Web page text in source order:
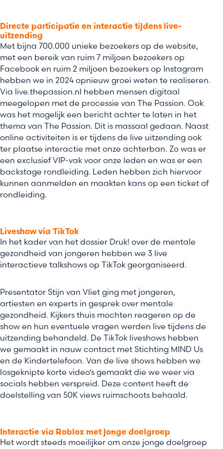
Directe participatie en interactie tijdens live-
uitzending
Met bijna 700.000 unieke bezoekers op de website,
met een bereik van ruim 7 miljoen bezoekers op
Facebook en ruim 2 miljoen bezoekers op Instagram
hebben we in 2024 opnieuw groei weten te realiseren.
Via live.thepassion.nl hebben mensen digitaal
meegelopen met de processie van The Passion. Ook
was het mogelijk een bericht achter te laten in het
thema van The Passion. Dit is massaal gedaan. Naast
online activiteiten is er tijdens de live uitzending ook
ter plaatse interactie met onze achterban. Zo was er
een exclusief VIP-vak voor onze leden en was er een
backstage rondleiding. Leden hebben zich hiervoor
kunnen aanmelden en maakten kans op een ticket of
rondleiding.
Liveshow via TikTok
In het kader van het dossier Druk! over de mentale
gezondheid van jongeren hebben we 3 live
interactieve talkshows op TikTok georganiseerd.
Presentator Stijn van Vliet ging met jongeren,
artiesten en experts in gesprek over mentale
gezondheid. Kijkers thuis mochten reageren op de
show en hun eventuele vragen werden live tijdens de
uitzending behandeld. De TikTok liveshows hebben
we gemaakt in nauw contact met Stichting MIND Us
en de Kindertelefoon. Van de live shows hebben we
losgeknipte korte video’s gemaakt die we weer via
socials hebben verspreid. Deze content heeft de
doelstelling van 50K views ruimschoots behaald.
Interactie via Roblox met jonge doelgroep
Het wordt steeds moeilijker om onze jonge doelgroep